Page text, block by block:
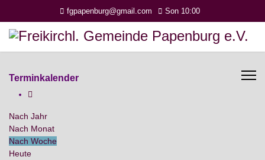
fgpapenburg@gmail.com Son 10:00
Terminkalender
Nach Jahr
Nach Monat
Nach Woche
Heute